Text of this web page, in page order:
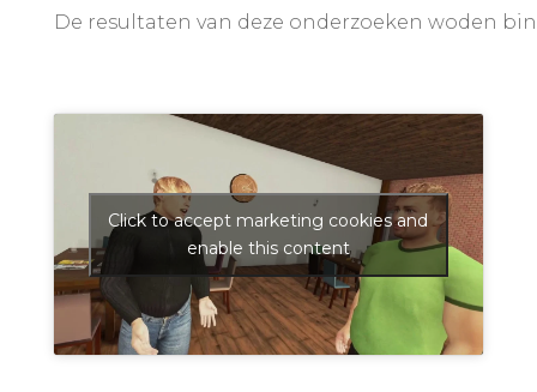
De resultaten van deze onderzoeken woden
Click to accept marketing cookies and
enable this content